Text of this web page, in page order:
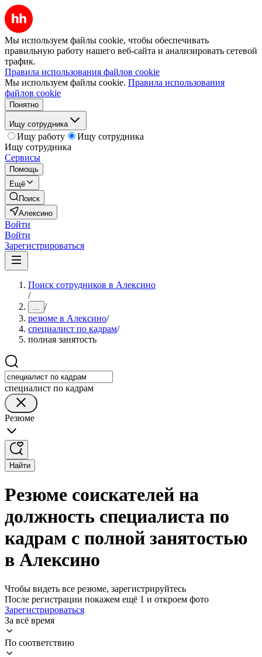
Мы используем файлы cookie, чтобы обеспечивать
правильную работу нашего веб-сайта и анализировать сетевой
трафик.
Правила использования файлов cookie
Мы используем файлы cookie. Правила использования
файлов cookie
Понятно
Ищу сотрудника
Ищу работу
Ищу сотрудника
Ищу сотрудника
Сервисы
Помощь
Ещё
Поиск
Алексино
Войти
Войти
Зарегистрироваться
Поиск сотрудников в Алексино
/
... /
резюме в Алексино/
специалист по кадрам/
полная занятость
специалист по кадрам
Резюме
Найти
Резюме соискателей на
должность специалиста по
кадрам с полной занятостью
в Алексино
Чтобы видеть все резюме, зарегистрируйтесь
После регистрации покажем ещё 1 и откроем фото
Зарегистрироваться
За всё время
По соответствию